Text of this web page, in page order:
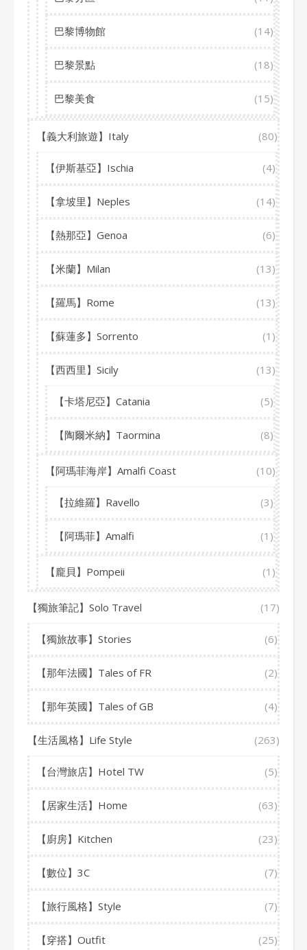
巴黎博物館 (14)
巴黎景點 (18)
巴黎美食 (15)
【義大利旅遊】Italy (80)
【伊斯基亞】Ischia (4)
【拿坡里】Neples (14)
【熱那亞】Genoa (6)
【米蘭】Milan (13)
【羅馬】Rome (13)
【蘇蓮多】Sorrento (1)
【西西里】Sicily (13)
【卡塔尼亞】Catania (5)
【陶爾米納】Taormina (8)
【阿瑪菲海岸】Amalfi Coast (10)
【拉維羅】Ravello (3)
【阿瑪菲】Amalfi (1)
【龐貝】Pompeii (1)
【獨旅筆記】Solo Travel (17)
【獨旅故事】Stories (6)
【那年法國】Tales of FR (2)
【那年英國】Tales of GB (4)
【生活風格】Life Style (263)
【台灣旅店】Hotel TW (5)
【居家生活】Home (63)
【廚房】Kitchen (23)
【數位】3C (7)
【旅行風格】Style (7)
【穿搭】Outfit (25)